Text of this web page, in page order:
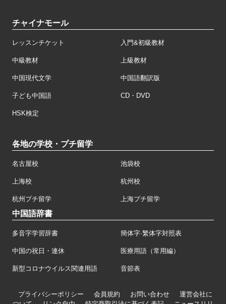
チャイナモール
レッスンチケット 入門&初級教材
中級教材 上級教材
中国現代文学 中国語翻訳版
子ども中国語 CD・DVD
HSK検定
各地の学校・プチ留学
名古屋校 池袋校
上海校 杭州校
杭州プチ留学 上海プチ留学
中国語辞書
多音字学習辞書 簡体字·繁体字対照表
中国の祝日・連休 医療用語（常用編）
新型コロナウイルス関連用語 音節表
プライバシーポリシー 会員規約 お問い合わせ
運営会社に